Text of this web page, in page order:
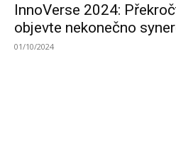
InnoVerse 2024:
objevte nekonečno
01/10/2024